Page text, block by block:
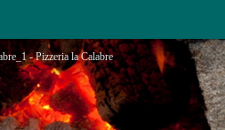
- Pizzeria la Calabre